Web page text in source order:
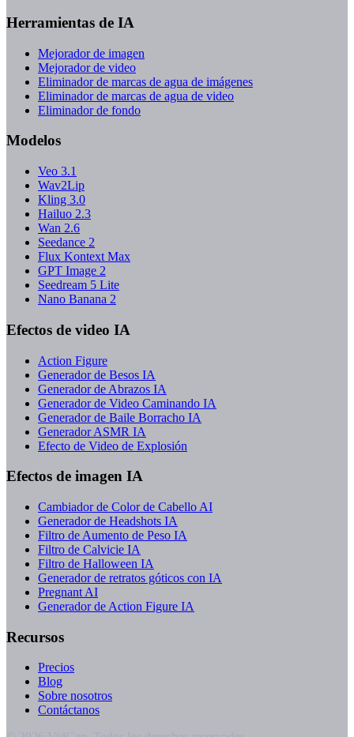
Herramientas de IA
Mejorador de imagen
Mejorador de video
Eliminador de marcas de agua de imágenes
Eliminador de marcas de agua de video
Eliminador de fondo
Modelos
Veo 3.1
Wav2Lip
Kling 3.0
Hailuo 2.3
Wan 2.6
Seedance 2
Flux Kontext Max
GPT Image 2
Seedream 5 Lite
Nano Banana 2
Efectos de video IA
Action Figure
Generador de Besos IA
Generador de Abrazos IA
Generador de Video Caminando IA
Generador de Baile Borracho IA
Generador ASMR IA
Efecto de Video de Explosión
Efectos de imagen IA
Cambiador de Color de Cabello AI
Generador de Headshots IA
Filtro de Aumento de Peso IA
Filtro de Calvicie IA
Filtro de Halloween IA
Generador de retratos góticos con IA
Pregnant AI
Generador de Action Figure IA
Recursos
Precios
Blog
Sobre nosotros
Contáctanos